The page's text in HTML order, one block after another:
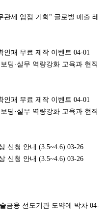
관세 입점 기회" 글로벌 매출 레
인패 무료 제작 이벤트 04-01
딩·실무 역량강화 교육과 현직
인패 무료 제작 이벤트 04-01
딩·실무 역량강화 교육과 현직
신청 안내 (3.5~4.6) 03-26
신청 안내 (3.5~4.6) 03-26
금융 선도기관 도약에 박차 04-